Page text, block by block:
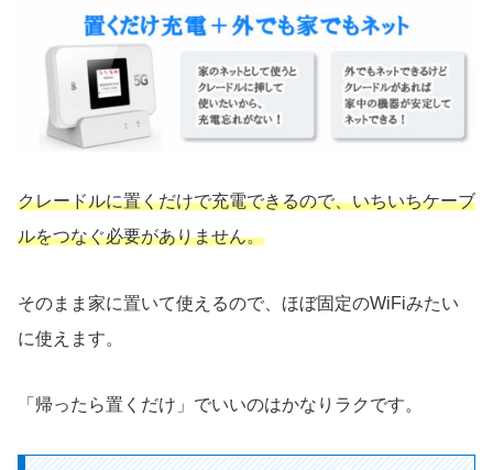
クレードルに置くだけで充電できるので、いちいちケーブ
ルをつなぐ必要がありません。
そのまま家に置いて使えるので、ほぼ固定のWiFiみたい
に使えます。
「帰ったら置くだけ」でいいのはかなりラクです。